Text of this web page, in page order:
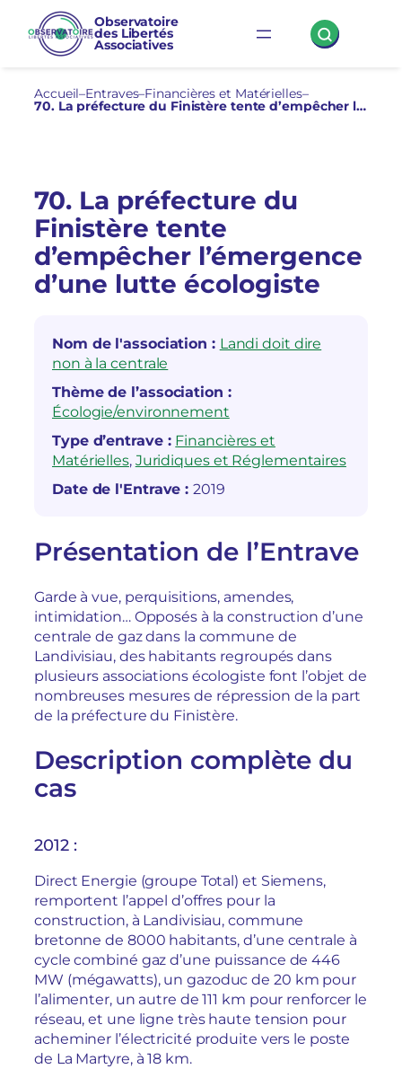
contenu
Observatoire
des Libertés
Associatives
Accueil–Entraves–Financières et Matérielles–
70. La préfecture du Finistère tente d’empêcher l’émergence d’une lutte écologiste
70. La préfecture du
Finistère tente
d’empêcher l’émergence
d’une lutte écologiste
Nom de l'association : Landi doit dire
non à la centrale
Thème de l’association :
Écologie/environnement
Type d’entrave : Financières et
Matérielles, Juridiques et Réglementaires
Date de l'Entrave : 2019
Présentation de l’Entrave
Garde à vue, perquisitions, amendes,
intimidation… Opposés à la construction d’une
centrale de gaz dans la commune de
Landivisiau, des habitants regroupés dans
plusieurs associations écologiste font l’objet de
nombreuses mesures de répression de la part
de la préfecture du Finistère.
Description complète du
cas
2012 :
Direct Energie (groupe Total) et Siemens,
remportent l’appel d’offres pour la
construction, à Landivisiau, commune
bretonne de 8000 habitants, d’une centrale à
cycle combiné gaz d’une puissance de 446
MW (mégawatts), un gazoduc de 20 km pour
l’alimenter, un autre de 111 km pour renforcer le
réseau, et une ligne très haute tension pour
acheminer l’électricité produite vers le poste
de La Martyre, à 18 km.